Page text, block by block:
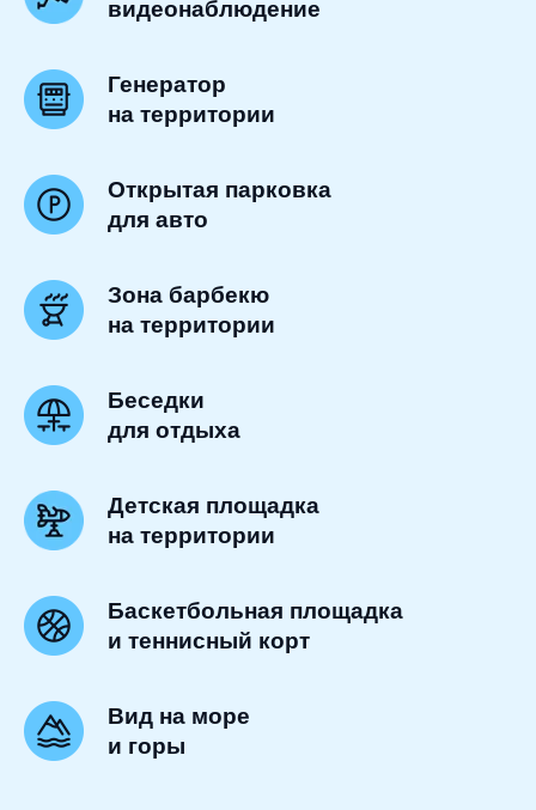
видеонаблюдение
Генератор
на территории
Открытая парковка
для авто
Зона барбекю
на территории
Беседки
для отдыха
Детская площадка
на территории
Баскетбольная площадка
и теннисный корт
Вид на море
и горы